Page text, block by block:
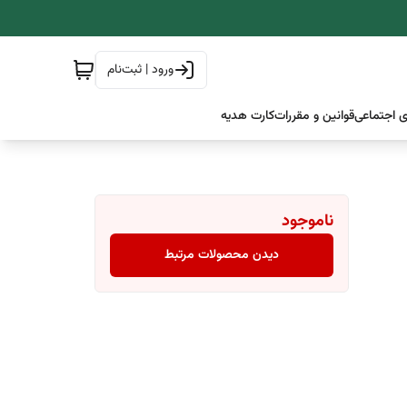
ورود | ثبت‌نام
اجتماعیقوانین و مقرراتکارت هدیه
ناموجود
دیدن محصولات مرتبط